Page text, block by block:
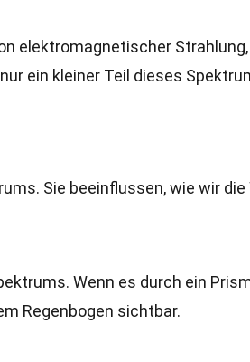
elektromagnetischer
ein kleiner Teil dieses
Sie beeinflussen, wie wir die
Wenn es durch ein
Regenbogen sichtbar.